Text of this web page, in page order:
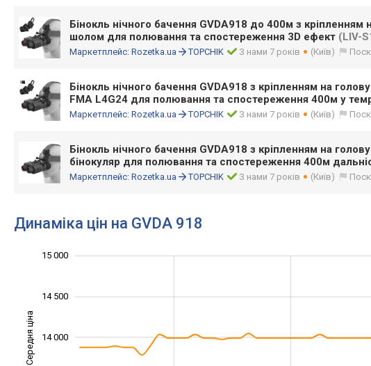
Бінокль нічного бачення GVDA918 до 400м з кріпленням
шолом для полювання та спостереження 3D ефект (LIV-
Маркетплейс: Rozetka.ua TOPCHIK З нами 7 років (Київ)
Бінокль нічного бачення GVDA918 з кріпленням на
FMA L4G24 для полювання та спостереження 400м у
Маркетплейс: Rozetka.ua TOPCHIK З нами 7 років (Київ)
Бінокль нічного бачення GVDA918 з кріпленням на
бінокуляр для полювання та спостереження 400м
Маркетплейс: Rozetka.ua TOPCHIK З нами 7 років (Київ)
Динаміка цін на GVDA 918
Середня ціна 13 200
14 000
15 000
14 500